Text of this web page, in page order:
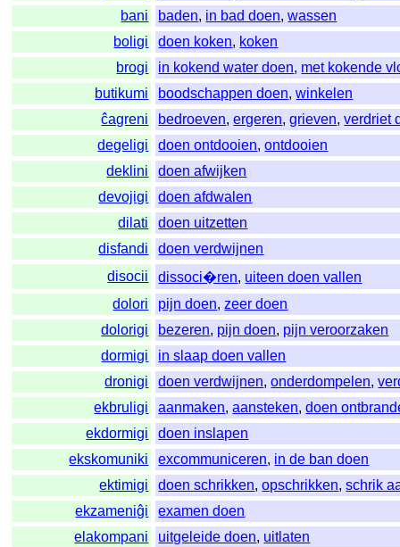
bani
baden, in bad doen,wassen
boligi
doen koken, koken
brogi
in kokend water doen, met kokende
butikumi
boodschappen doen,winkelen
ĉagreni
bedroeven,ergeren,grieven,verdriet
degeligi
doen ontdooien,ontdooien
deklini
doen afwijken
devojigi
doen afdwalen
dilati
doen uitzetten
disfandi
doen verdwijnen
disocii
dissoci�ren, uiteen doen vallen
dolori
pijn doen,zeer doen
dolorigi
bezeren, pijn doen, pijn veroorzaken
dormigi
in slaap doen vallen
dronigi
doen verdwijnen,onderdompelen,
ekbruligi
aanmaken,aansteken,doen
ekdormigi
doen inslapen
ekskomuniki
excommuniceren, in de ban doen
ektimigi
doen schrikken,opschrikken,schrik
ekzameniĝi
examen doen
elakompani
uitgeleide doen, uitlaten